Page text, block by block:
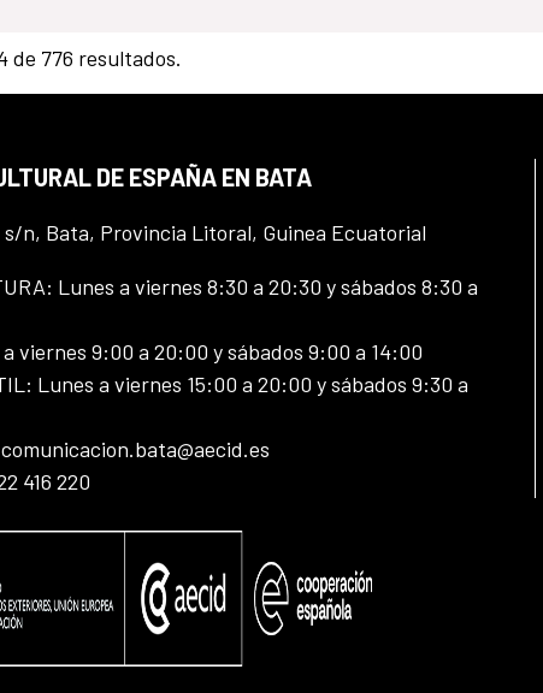
de 776 resultados.
DE ESPAÑA EN BATA
n, Bata, Provincia Litoral, Guinea Ecuatorial
Lunes a viernes 8:30 a 20:30 y sábados 8:30 a
viernes 9:00 a 20:00 y sábados 9:00 a 14:00
Lunes a viernes 15:00 a 20:00 y sábados 9:30 a
416 220